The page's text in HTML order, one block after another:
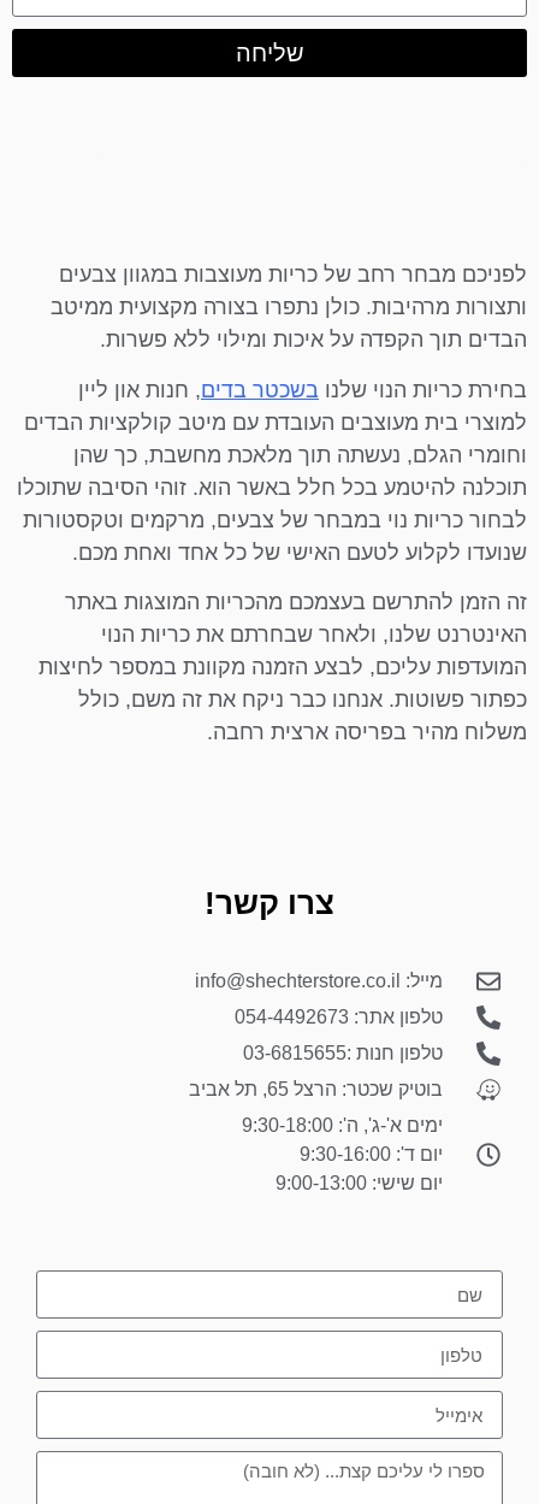
שליחה
לפניכם מבחר רחב של כריות מעוצבות במגוון צבעים
ותצורות מרהיבות. כולן נתפרו בצורה מקצועית ממיטב
הבדים תוך הקפדה על איכות ומילוי ללא פשרות.
בחירת כריות הנוי שלנו בשכטר בדים, חנות און ליין
למוצרי בית מעוצבים העובדת עם מיטב קולקציות הבדים
וחומרי הגלם, נעשתה תוך מלאכת מחשבת, כך שהן
תוכלנה להיטמע בכל חלל באשר הוא. זוהי הסיבה שתוכלו
לבחור כריות נוי במבחר של צבעים, מרקמים וטקסטורות
שנועדו לקלוע לטעם האישי של כל אחד ואחת מכם.
זה הזמן להתרשם בעצמכם מהכריות המוצגות באתר
האינטרנט שלנו, ולאחר שבחרתם את כריות הנוי
המועדפות עליכם, לבצע הזמנה מקוונת במספר לחיצות
כפתור פשוטות. אנחנו כבר ניקח את זה משם, כולל
משלוח מהיר בפריסה ארצית רחבה.
צרו קשר!
מייל: info@shechterstore.co.il
טלפון אתר: 054-4492673
טלפון חנות :03-6815655
בוטיק שכטר: הרצל 65, תל אביב
ימים א'-ג', ה': 9:30-18:00
יום ד': 9:30-16:00
יום שישי: 9:00-13:00